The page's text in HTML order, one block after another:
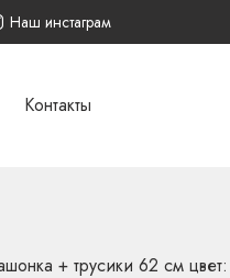
Наш инстаграм
Контакты
+ трусики 62 см